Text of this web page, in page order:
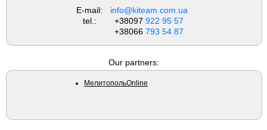
E-mail:
info@kiteam.com.ua
tel.:
+38097 922 95 57
+38066 793 54 87
Our partners:
МелитопольOnline